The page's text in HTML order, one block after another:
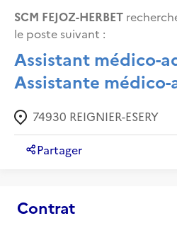
SCM FEJOZ-HERBET
le poste suivant :
Assistant médico-
Assistante
74930 REIGNIER-ESERY
Partager
Contrat